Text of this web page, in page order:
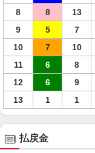
8
8 13
9
5 7
10
7 10
11
6 8
12
6 9
13
1 1
払戻金